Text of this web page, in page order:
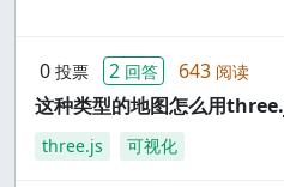
0 投票 2 回答 643 阅读
这种类型的地图怎么用
three.js 可视化